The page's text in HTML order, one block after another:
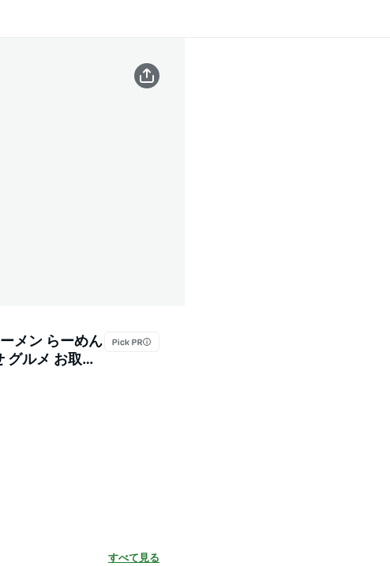
メン らーめん
グルメ お取り
すべて見る